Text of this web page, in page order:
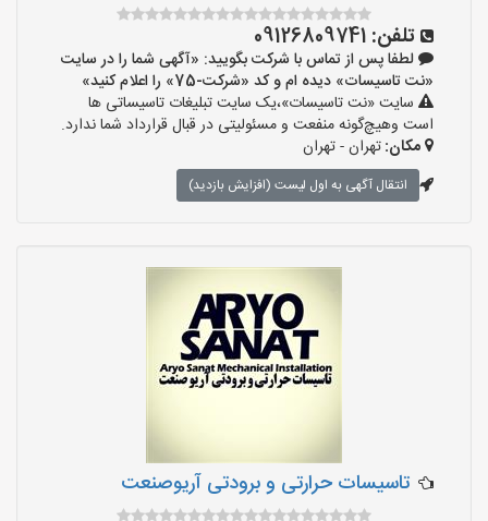
تلفن: 09126809741
لطفا پس از تماس با شرکت بگویید: «آگهی شما را در سایت
«نت تاسیسات» دیده ام و کد «شرکت-75» را اعلام کنید»
سایت «نت تاسیسات»،یک سایت تبلیغات تاسیساتی ها
است وهیچ‌گونه منفعت و مسئولیتی در قبال قرارداد شما ندارد.
مکان:تهران - تهران
انتقال آگهی به اول لیست (افزایش بازدید)
تاسیسات حرارتی و برودتی آریوصنعت